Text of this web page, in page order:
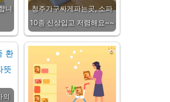
니
청주가구싸게파는곳, 소파
10종 신상입고 저렴해요~~
의